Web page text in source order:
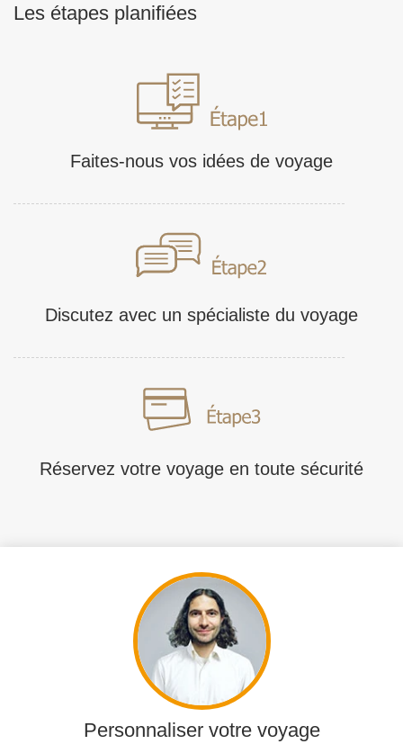
Les étapes planifiées
Faites-nous vos idées de voyage
Discutez avec un spécialiste du voyage
Réservez votre voyage en toute sécurité
Personnaliser votre voyage